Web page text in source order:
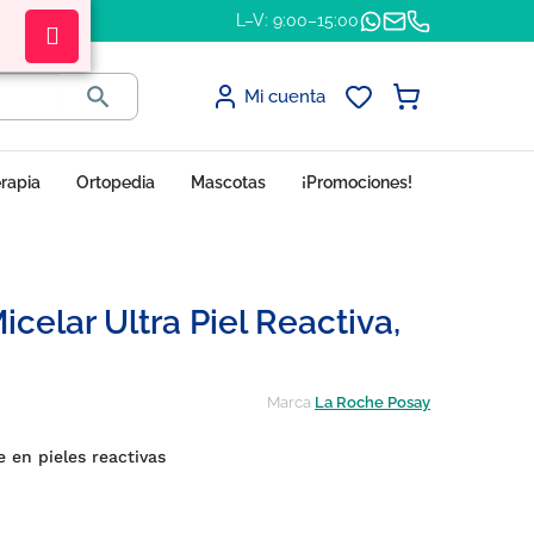
L–V: 9:00–15:00
 Mi cuenta
Ortopedia Mascotas ¡Promociones!
Ultra Piel Reactiva,
Marca La Roche Posay
en pieles reactivas